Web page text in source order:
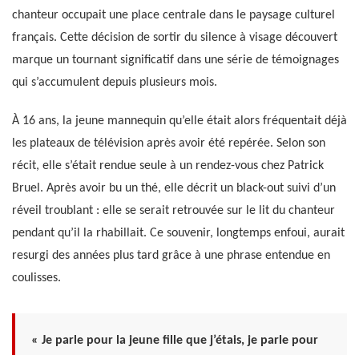
chanteur occupait une place centrale dans le paysage culturel
français. Cette décision de sortir du silence à visage découvert
marque un tournant significatif dans une série de témoignages
qui s’accumulent depuis plusieurs mois.
À 16 ans, la jeune mannequin qu’elle était alors fréquentait déjà
les plateaux de télévision après avoir été repérée. Selon son
récit, elle s’était rendue seule à un rendez-vous chez Patrick
Bruel. Après avoir bu un thé, elle décrit un black-out suivi d’un
réveil troublant : elle se serait retrouvée sur le lit du chanteur
pendant qu’il la rhabillait. Ce souvenir, longtemps enfoui, aurait
resurgi des années plus tard grâce à une phrase entendue en
coulisses.
« Je parle pour la jeune fille que j’étais, je parle pour